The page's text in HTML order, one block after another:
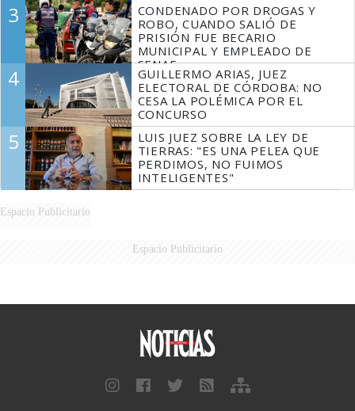
3
CONDENADO POR DROGAS Y
ROBO, CUANDO SALIÓ DE
PRISIÓN FUE BECARIO
MUNICIPAL Y EMPLEADO DE
SENAF
4
GUILLERMO ARIAS, JUEZ
ELECTORAL DE CÓRDOBA: NO
CESA LA POLÉMICA POR EL
CONCURSO
5
LUIS JUEZ SOBRE LA LEY DE
TIERRAS: "ES UNA PELEA QUE
PERDIMOS, NO FUIMOS
INTELIGENTES"
Espacio Publicitario
Espacio Publicitario